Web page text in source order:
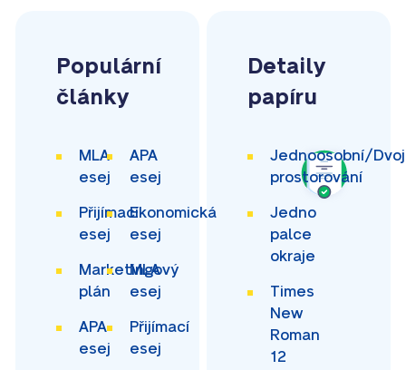
Populární
články
MLA
esej
APA
esej
Přijímací
esej
Ekonomická
esej
Marketingový
plán
MLA
esej
APA
esej
Přijímací
esej
Detaily
papíru
Jednoosobní/
prostorování
Jedno
palce
okraje
Times
New
Roman
12